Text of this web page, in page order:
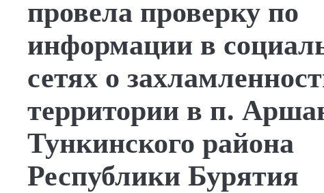
провела проверку по
информации в
сетях о
территории в п.
Тункинского района
Республики Бурятия